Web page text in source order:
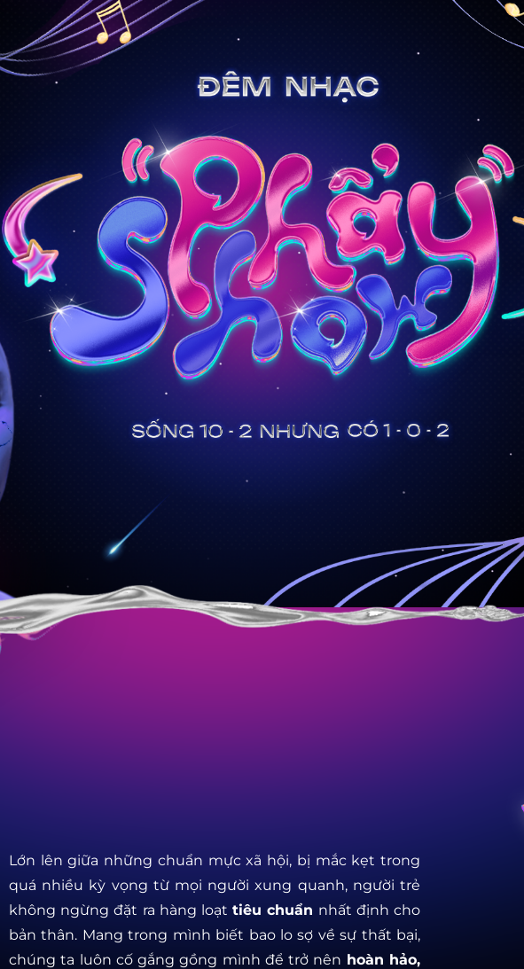
Lớn lên giữa những chuẩn mực xã hội, bị mắc kẹt trong
quá nhiều kỳ vọng từ mọi người xung quanh, người trẻ
không ngừng đặt ra hàng loạttiêu chuẩn nhất định cho
bản thân. Mang trong mình biết bao lo sợ về sự thất bại,
chúng ta luôn cố gắng gồng mình để trở nên hoàn hảo,